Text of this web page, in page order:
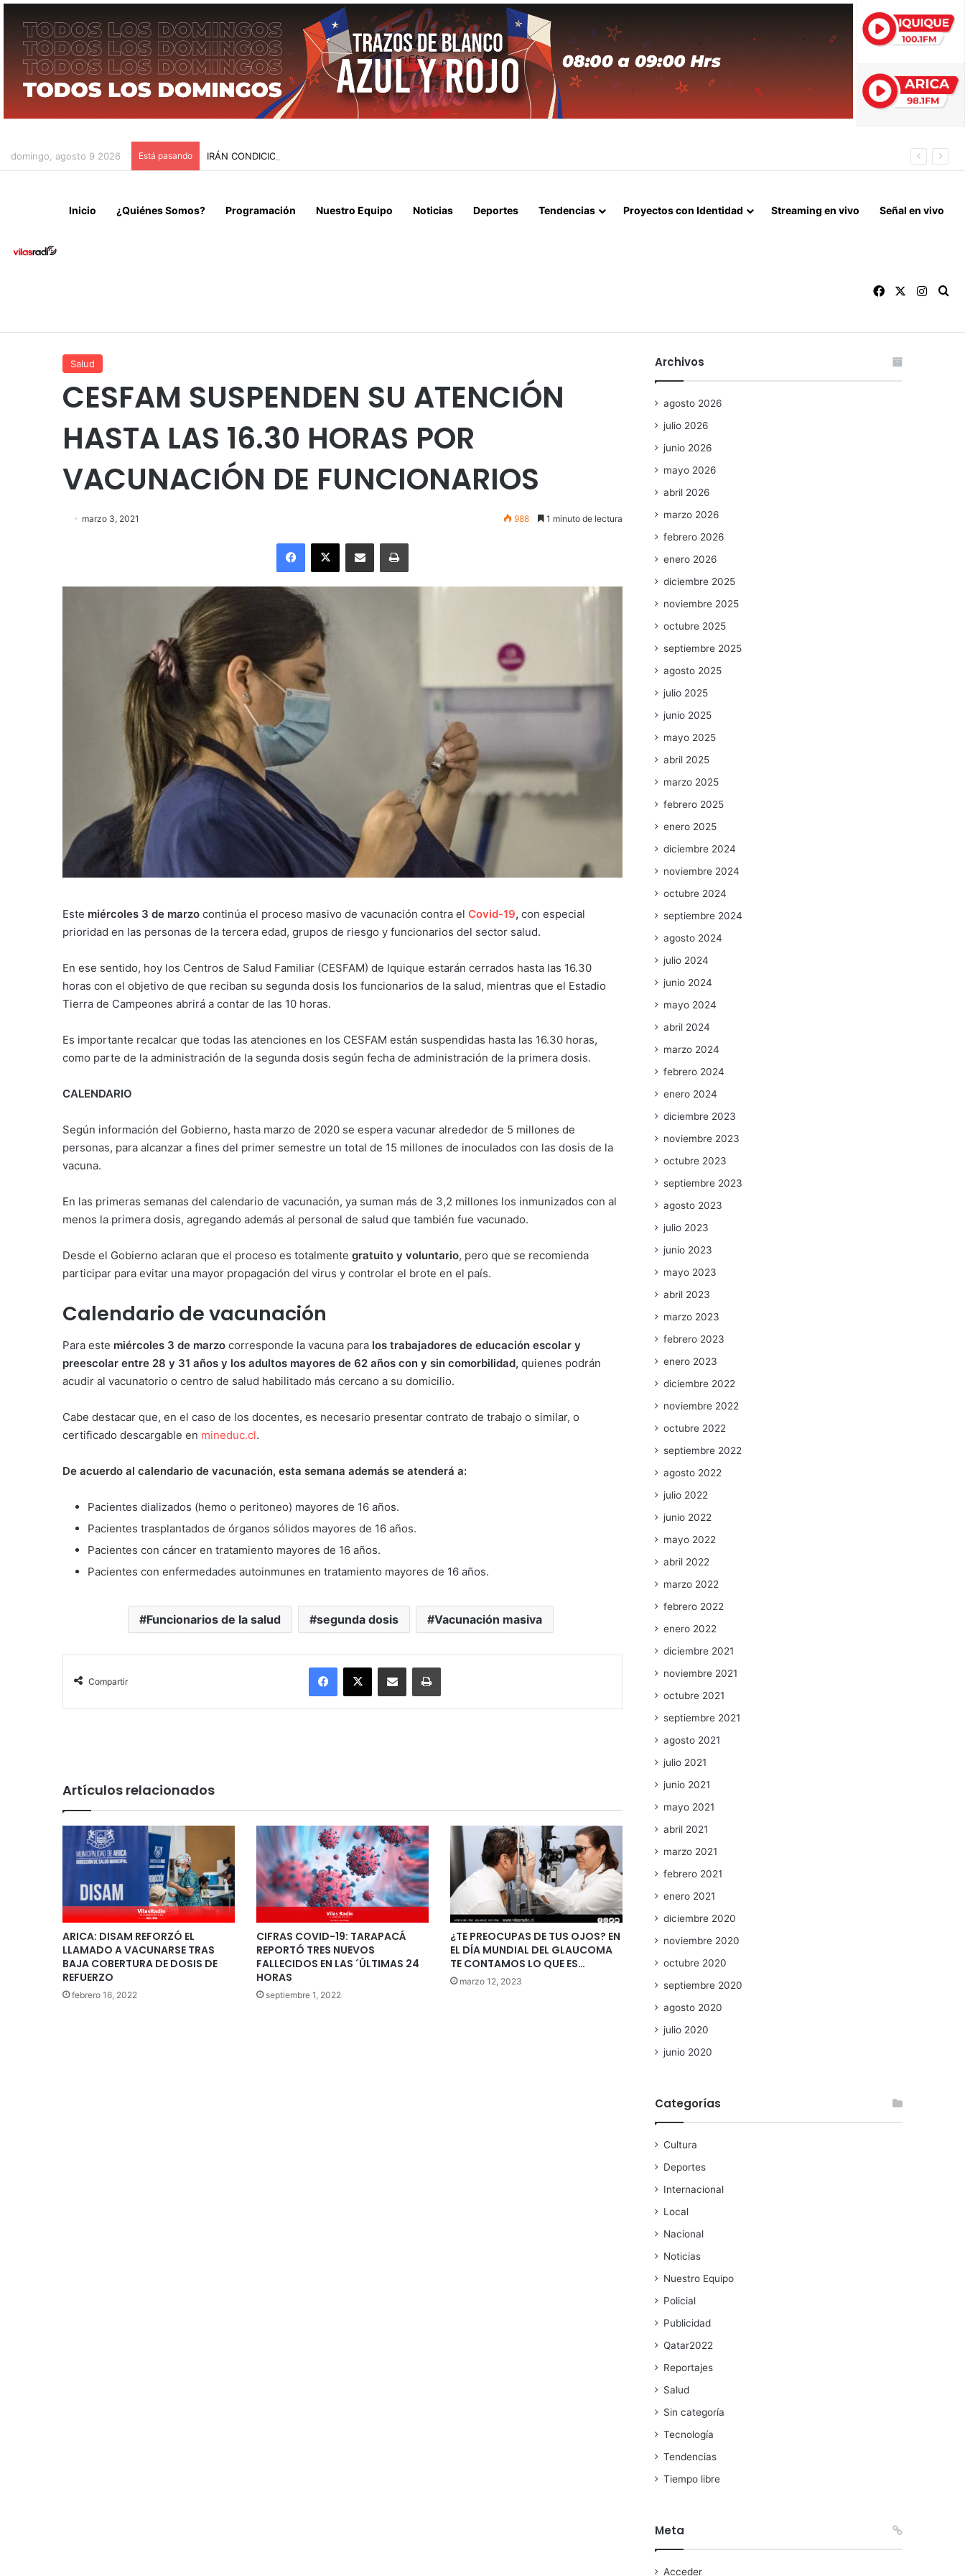
domingo, agosto 9 2026 Está pasando IRÁN CONDICIONA LA REAPERTURA DEL ESTRECHO DE ORMUZ Y EXIGE A ESTADOS UNIDOS EL FIN DEL BLOQUEO Y REPARACIONES DE GUERRA
Inicio ¿Quiénes Somos? Programación Nuestro Equipo Noticias Deportes Tendencias Proyectos con Identidad Streaming en vivo Señal en vivo
Facebook
Salud
CESFAM SUSPENDEN SU ATENCIÓN
HASTA LAS 16.30 HORAS POR
VACUNACIÓN DE FUNCIONARIOS
marzo 3, 2021 988 1 minuto de lectura
Facebook
X Enviar vía email Imprimir
Este miércoles 3 de marzo continúa el proceso masivo de vacunación contra el Covid-19, con especial
prioridad en las personas de la tercera edad, grupos de riesgo y funcionarios del sector salud.
En ese sentido, hoy los Centros de Salud Familiar (CESFAM) de Iquique estarán cerrados hasta las 16.30
horas con el objetivo de que reciban su segunda dosis los funcionarios de la salud, mientras que el Estadio
Tierra de Campeones abrirá a contar de las 10 horas.
Es importante recalcar que todas las atenciones en los CESFAM están suspendidas hasta las 16.30 horas,
como parte de la administración de la segunda dosis según fecha de administración de la primera dosis.
CALENDARIO
Según información del Gobierno, hasta marzo de 2020 se espera vacunar alrededor de 5 millones de
personas, para alcanzar a fines del primer semestre un total de 15 millones de inoculados con las dosis de la
vacuna.
En las primeras semanas del calendario de vacunación, ya suman más de 3,2 millones los inmunizados con al
menos la primera dosis, agregando además al personal de salud que también fue vacunado.
Desde el Gobierno aclaran que el proceso es totalmente gratuito y voluntario, pero que se recomienda
participar para evitar una mayor propagación del virus y controlar el brote en el país.
Calendario de vacunación
Para este miércoles 3 de marzo corresponde la vacuna para los trabajadores de educación escolar y
preescolar entre 28 y 31 años y los adultos mayores de 62 años con y sin comorbilidad, quienes podrán
acudir al vacunatorio o centro de salud habilitado más cercano a su domicilio.
Cabe destacar que, en el caso de los docentes, es necesario presentar contrato de trabajo o similar, o
certificado descargable en mineduc.cl.
De acuerdo al calendario de vacunación, esta semana además se atenderá a:
Pacientes dializados (hemo o peritoneo) mayores de 16 años.
Pacientes trasplantados de órganos sólidos mayores de 16 años.
Pacientes con cáncer en tratamiento mayores de 16 años.
Pacientes con enfermedades autoinmunes en tratamiento mayores de 16 años.
Funcionarios de la salud segunda dosis Vacunación masiva
Compartir
Facebook
X Enviar vía email Imprimir
Artículos relacionados
ARICA: DISAM REFORZÓ EL
LLAMADO A VACUNARSE TRAS
BAJA COBERTURA DE DOSIS DE
REFUERZO
febrero 16, 2022
CIFRAS COVID-19: TARAPACÁ
REPORTÓ TRES NUEVOS
FALLECIDOS EN LAS ´ÚLTIMAS 24
HORAS
septiembre 1, 2022
¿TE PREOCUPAS DE TUS OJOS? EN
EL DÍA MUNDIAL DEL GLAUCOMA
TE CONTAMOS LO QUE ES…
marzo 12, 2023
Archivos
agosto 2026
julio 2026
junio 2026
mayo 2026
abril 2026
marzo 2026
febrero 2026
enero 2026
diciembre 2025
noviembre 2025
octubre 2025
septiembre 2025
agosto 2025
julio 2025
junio 2025
mayo 2025
abril 2025
marzo 2025
febrero 2025
enero 2025
diciembre 2024
noviembre 2024
octubre 2024
septiembre 2024
agosto 2024
julio 2024
junio 2024
mayo 2024
abril 2024
marzo 2024
febrero 2024
enero 2024
diciembre 2023
noviembre 2023
octubre 2023
septiembre 2023
agosto 2023
julio 2023
junio 2023
mayo 2023
abril 2023
marzo 2023
febrero 2023
enero 2023
diciembre 2022
noviembre 2022
octubre 2022
septiembre 2022
agosto 2022
julio 2022
junio 2022
mayo 2022
abril 2022
marzo 2022
febrero 2022
enero 2022
diciembre 2021
noviembre 2021
octubre 2021
septiembre 2021
agosto 2021
julio 2021
junio 2021
mayo 2021
abril 2021
marzo 2021
febrero 2021
enero 2021
diciembre 2020
noviembre 2020
octubre 2020
septiembre 2020
agosto 2020
julio 2020
junio 2020
Categorías
Cultura
Deportes
Internacional
Local
Nacional
Noticias
Nuestro Equipo
Policial
Publicidad
Qatar2022
Reportajes
Salud
Sin categoría
Tecnología
Tendencias
Tiempo libre
Meta
Acceder